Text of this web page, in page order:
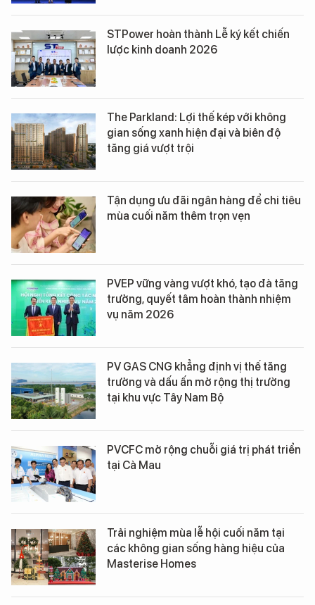
STPower hoàn thành Lễ ký kết chiến
lược kinh doanh 2026
The Parkland: Lợi thế kép với không
gian sống xanh hiện đại và biên độ
tăng giá vượt trội
Tận dụng ưu đãi ngân hàng để chi tiêu
mùa cuối năm thêm trọn vẹn
PVEP vững vàng vượt khó, tạo đà tăng
trưởng, quyết tâm hoàn thành nhiệm
vụ năm 2026
PV GAS CNG khẳng định vị thế tăng
trưởng và dấu ấn mở rộng thị trường
tại khu vực Tây Nam Bộ
PVCFC mở rộng chuỗi giá trị phát triển
tại Cà Mau
Trải nghiệm mùa lễ hội cuối năm tại
các không gian sống hàng hiệu của
Masterise Homes